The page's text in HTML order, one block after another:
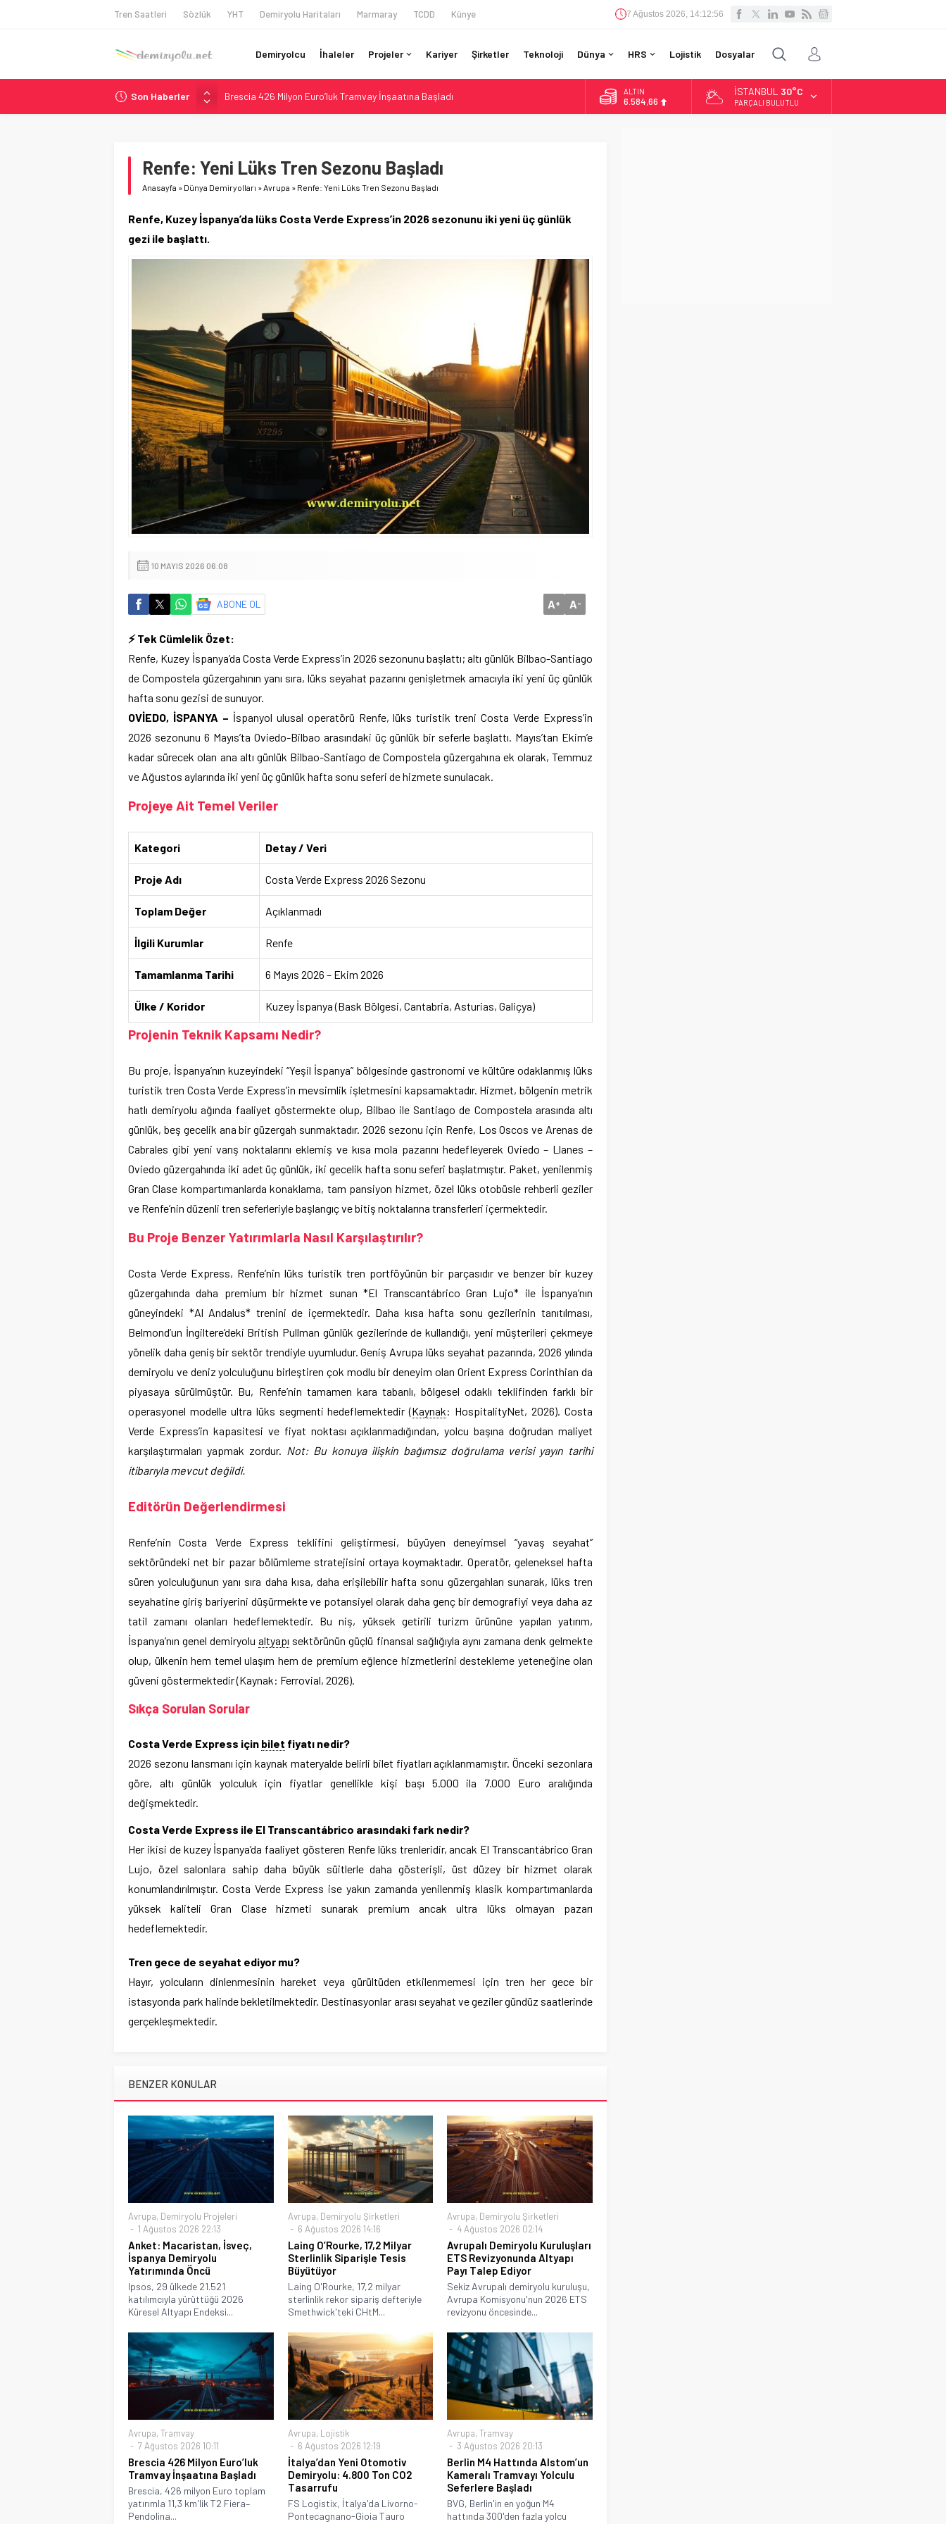
Tren Saatleri Sözlük YHT Demiryolu Haritaları Marmaray TCDD Künye 7 Ağustos 2026, 14:12:57
Demiryolcu İhaleler Projeler Kariyer Şirketler Teknoloji Dünya HRS Lojistik Dosyalar
Son Haberler
Brescia 426 Milyon Euro’luk Tramvay İnşaatına Başladı
Northern Railway Doğruladı: 308 Bin Rupiye Özel Vagonda Puja
NJ Transit’ten Tarihi Bütçe: 46 Yılın Rekoru Onaylandı
České dráhy 101 Yaşındaki Buharlıyı Šumava Seferlerine Çıkarıyor
ALTIN
6.584,66
İSTANBUL 30°C
PARÇALI BULUTLU
Renfe: Yeni Lüks Tren Sezonu Başladı
Anasayfa » Dünya Demiryolları »Avrupa » Renfe: Yeni Lüks Tren Sezonu Başladı
Renfe, Kuzey İspanya’da lüks Costa Verde Express’in 2026 sezonunu iki yeni üç günlük
gezi ile başlattı.
10 MAYIS 2026 06:08
ABONE OL A+ A-
⚡ Tek Cümlelik Özet:
Renfe, Kuzey İspanya’da Costa Verde Express’in 2026 sezonunu başlattı; altı günlük Bilbao-Santiago
de Compostela güzergahının yanı sıra, lüks seyahat pazarını genişletmek amacıyla iki yeni üç günlük
hafta sonu gezisi de sunuyor.
OVİEDO, İSPANYA – İspanyol ulusal operatörü Renfe, lüks turistik treni Costa Verde Express’in
2026 sezonunu 6 Mayıs’ta Oviedo-Bilbao arasındaki üç günlük bir seferle başlattı. Mayıs’tan Ekim’e
kadar sürecek olan ana altı günlük Bilbao-Santiago de Compostela güzergahına ek olarak, Temmuz
ve Ağustos aylarında iki yeni üç günlük hafta sonu seferi de hizmete sunulacak.
Projeye Ait Temel Veriler
Kategori Detay / Veri
Proje Adı Costa Verde Express 2026 Sezonu
Toplam Değer Açıklanmadı
İlgili Kurumlar Renfe
Tamamlanma Tarihi 6 Mayıs 2026 – Ekim 2026
Ülke / Koridor Kuzey İspanya (Bask Bölgesi, Cantabria, Asturias, Galiçya)
Projenin Teknik Kapsamı Nedir?
Bu proje, İspanya’nın kuzeyindeki “Yeşil İspanya” bölgesinde gastronomi ve kültüre odaklanmış lüks
turistik tren Costa Verde Express’in mevsimlik işletmesini kapsamaktadır. Hizmet, bölgenin metrik
hatlı demiryolu ağında faaliyet göstermekte olup, Bilbao ile Santiago de Compostela arasında altı
günlük, beş gecelik ana bir güzergah sunmaktadır. 2026 sezonu için Renfe, Los Oscos ve Arenas de
Cabrales gibi yeni varış noktalarını eklemiş ve kısa mola pazarını hedefleyerek Oviedo – Llanes –
Oviedo güzergahında iki adet üç günlük, iki gecelik hafta sonu seferi başlatmıştır. Paket, yenilenmiş
Gran Clase kompartımanlarda konaklama, tam pansiyon hizmet, özel lüks otobüsle rehberli geziler
ve Renfe’nin düzenli tren seferleriyle başlangıç ve bitiş noktalarına transferleri içermektedir.
Bu Proje Benzer Yatırımlarla Nasıl Karşılaştırılır?
Costa Verde Express, Renfe’nin lüks turistik tren portföyünün bir parçasıdır ve benzer bir kuzey
güzergahında daha premium bir hizmet sunan *El Transcantábrico Gran Lujo* ile İspanya’nın
güneyindeki *Al Andalus* trenini de içermektedir. Daha kısa hafta sonu gezilerinin tanıtılması,
Belmond’un İngiltere’deki British Pullman günlük gezilerinde de kullandığı, yeni müşterileri çekmeye
yönelik daha geniş bir sektör trendiyle uyumludur. Geniş Avrupa lüks seyahat pazarında, 2026 yılında
demiryolu ve deniz yolculuğunu birleştiren çok modlu bir deneyim olan Orient Express Corinthian da
piyasaya sürülmüştür. Bu, Renfe’nin tamamen kara tabanlı, bölgesel odaklı teklifinden farklı bir
operasyonel modelle ultra lüks segmenti hedeflemektedir (Kaynak: HospitalityNet, 2026). Costa
Verde Express’in kapasitesi ve fiyat noktası açıklanmadığından, yolcu başına doğrudan maliyet
karşılaştırmaları yapmak zordur. Not: Bu konuya ilişkin bağımsız doğrulama verisi yayın tarihi
itibarıyla mevcut değildi.
Editörün Değerlendirmesi
Renfe’nin Costa Verde Express teklifini geliştirmesi, büyüyen deneyimsel “yavaş seyahat”
sektöründeki net bir pazar bölümleme stratejisini ortaya koymaktadır. Operatör, geleneksel hafta
süren yolculuğunun yanı sıra daha kısa, daha erişilebilir hafta sonu güzergahları sunarak, lüks tren
seyahatine giriş bariyerini düşürmekte ve potansiyel olarak daha genç bir demografiyi veya daha az
tatil zamanı olanları hedeflemektedir. Bu niş, yüksek getirili turizm ürününe yapılan yatırım,
İspanya’nın genel demiryolualtyapı sektörünün güçlü finansal sağlığıyla aynı zamana denk gelmekte
olup, ülkenin hem temel ulaşım hem de premium eğlence hizmetlerini destekleme yeteneğine olan
güveni göstermektedir (Kaynak: Ferrovial, 2026).
Sıkça Sorulan Sorular
Costa Verde Express için bilet fiyatı nedir?
2026 sezonu lansmanı için kaynak materyalde belirli bilet fiyatları açıklanmamıştır. Önceki sezonlara
göre, altı günlük yolculuk için fiyatlar genellikle kişi başı 5.000 ila 7.000 Euro aralığında
değişmektedir.
Costa Verde Express ile El Transcantábrico arasındaki fark nedir?
Her ikisi de kuzey İspanya’da faaliyet gösteren Renfe lüks trenleridir, ancak El Transcantábrico Gran
Lujo, özel salonlara sahip daha büyük süitlerle daha gösterişli, üst düzey bir hizmet olarak
konumlandırılmıştır. Costa Verde Express ise yakın zamanda yenilenmiş klasik kompartımanlarda
yüksek kaliteli Gran Clase hizmeti sunarak premium ancak ultra lüks olmayan pazarı
hedeflemektedir.
Tren gece de seyahat ediyor mu?
Hayır, yolcuların dinlenmesinin hareket veya gürültüden etkilenmemesi için tren her gece bir
istasyonda park halinde bekletilmektedir. Destinasyonlar arası seyahat ve geziler gündüz saatlerinde
gerçekleşmektedir.
BENZER KONULAR
Avrupa, Demiryolu Projeleri
1 Ağustos 2026 22:13
Anket: Macaristan, İsveç,
İspanya Demiryolu
Yatırımında Öncü
Ipsos, 29 ülkede 21.521
katılımcıyla yürüttüğü 2026
Küresel Altyapı Endeksi...
Avrupa, Demiryolu Şirketleri
6 Ağustos 2026 14:16
Laing O’Rourke, 17,2 Milyar
Sterlinlik Siparişle Tesis
Büyütüyor
Laing O'Rourke, 17,2 milyar
sterlinlik rekor sipariş defteriyle
Smethwick'teki CHtM...
Avrupa, Demiryolu Şirketleri
4 Ağustos 2026 02:14
Avrupalı Demiryolu Kuruluşları
ETS Revizyonunda Altyapı
Payı Talep Ediyor
Sekiz Avrupalı demiryolu kuruluşu,
Avrupa Komisyonu'nun 2026 ETS
revizyonu öncesinde...
Avrupa, Tramvay
7 Ağustos 2026 10:11
Brescia 426 Milyon Euro’luk
Tramvay İnşaatına Başladı
Brescia, 426 milyon Euro toplam
yatırımla 11,3 km'lik T2 Fiera–
Pendolina...
Avrupa, Lojistik
6 Ağustos 2026 12:19
İtalya’dan Yeni Otomotiv
Demiryolu: 4.800 Ton CO2
Tasarrufu
FS Logistix, İtalya'da Livorno-
Pontecagnano-Gioia Tauro
Avrupa,Tramvay
3 Ağustos 2026 20:13
Berlin M4 Hattında Alstom’un
Kameralı Tramvayı Yolculu
Seferlere Başladı
BVG, Berlin'in en yoğun M4
hattında 300'den fazla yolcu